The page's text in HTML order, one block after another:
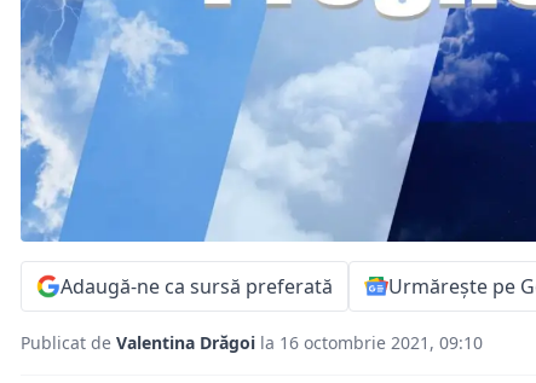
Adaugă-ne ca sursă preferată Urmărește pe
Publicat de Valentina Drăgoi la 16 octombrie 2021, 09:10